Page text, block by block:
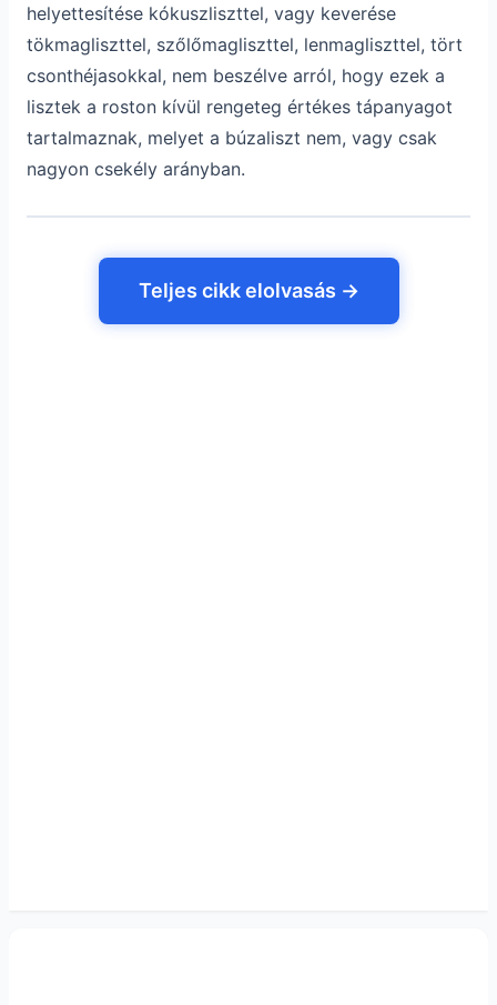
helyettesítése kókuszliszttel, vagy keverése
tökmagliszttel, szőlőmagliszttel, lenmagliszttel, tört
csonthéjasokkal, nem beszélve arról, hogy ezek a
lisztek a roston kívül rengeteg értékes tápanyagot
tartalmaznak, melyet a búzaliszt nem, vagy csak
nagyon csekély arányban.
Teljes cikk elolvasás →